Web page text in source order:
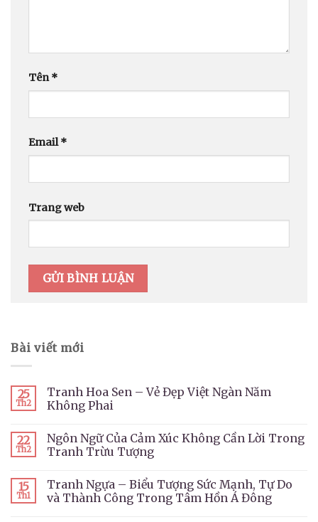
Tên*
Email*
Trang web
Bài viết mới
25
Th2
Tranh Hoa Sen – Vẻ Đẹp Việt Ngàn Năm
Không Phai
22
Th2
Ngôn Ngữ Của Cảm Xúc Không Cần Lời Trong
Tranh Trừu Tượng
15
Th1
Tranh Ngựa – Biểu Tượng Sức Mạnh, Tự Do
và Thành Công Trong Tâm Hồn Á Đông